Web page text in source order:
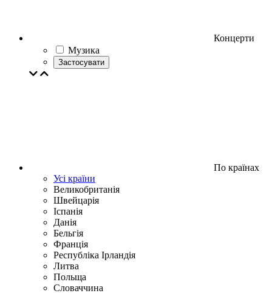
Концерти
Музика
Застосувати
По країнах
Усі країни
Великобританія
Швейцарія
Іспанія
Данія
Бельгія
Франція
Республіка Ірландія
Литва
Польща
Словаччина